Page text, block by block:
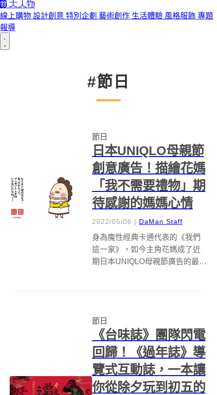
線上購物 設計創意 特別企劃 藝術創作 生活體驗 風格服飾 專題
報導
#節日
節日
日本UNIQLO母親節
創意廣告！描繪花媽
「我不需要禮物」期
待感謝的媽媽心情
2022/05/06 | DaMan Staff
身為魔性經典卡通代表的《我們
這一家》，如今主角花媽成了近
期日本UNIQLO母親節廣告的最佳
值得紀念的日子，好好地向親愛
的母親大人表...
節日
《台味誌》團隊閃電
回歸！《過年誌》導
覽式互動誌，一本讓
你從除夕玩到初五的